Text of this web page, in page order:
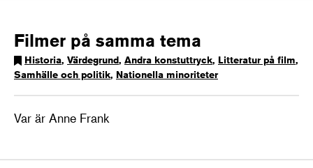
Filmer på samma tema
Historia, Värdegrund, Andra konstuttryck, Litteratur på film,
Samhälle och politik, Nationella minoriteter
Var är Anne Frank